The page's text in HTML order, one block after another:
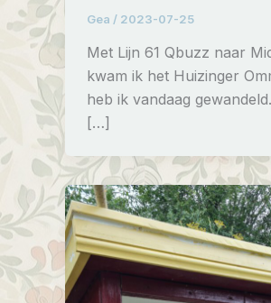
Gea / 2023-07-25
Met Lijn 61 Qbuzz naar
kwam ik het Huizinger
heb ik vandaag
[…]